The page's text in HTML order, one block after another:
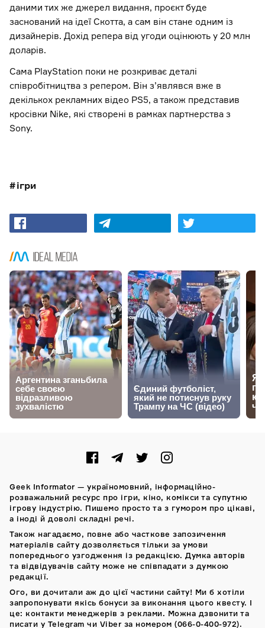
даними тих же джерел видання, проєкт буде
заснований на ідеї Скотта, а сам він стане одним із
дизайнерів. Дохід репера від угоди оцінюють у 20 млн
доларів.
Сама PlayStation поки не розкриває деталі
співробітництва з репером. Він з’являвся вже в
декількох рекламних відео PS5, а також представив
кросівки Nike, які створені в рамках партнерства з
Sony.
ігри
Geek Informator — україномовний, інформаційно-
розважальний ресурс про ігри, кіно, комікси та супутню
ігрову індустрію. Пишемо просто та з гумором про цікаві,
а іноді й доволі складні речі.
Також нагадаємо, повне або часткове запозичення
матеріалів сайту дозволяється тільки за умови
попереднього узгодження із редакцією. Думка авторів
та відвідувачів сайту може не співпадати з думкою
редакції.
Ого, ви дочитали аж до цієї частини сайту! Ми б хотіли
запропонувати якісь бонуси за виконання цього квесту. І
це: контакти менеджерів з реклами. Можна дзвонити та
писати у Telegram чи Viber за номером (066-0-400-972).